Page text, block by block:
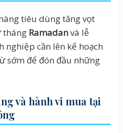
tiêu dùng tăng vọt
tháng Ramadanvà lễ
nghiệp cần lên kế hoạch
sớm để đón đầu những
và hành vi mua tại